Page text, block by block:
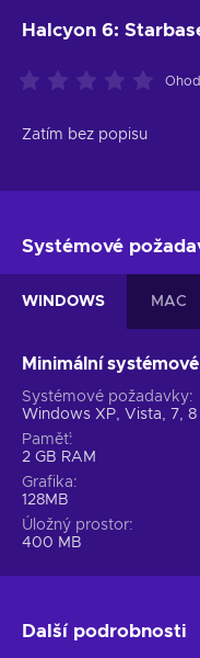
Halcyon 6:
Zatím bez popisu
Systémové
WINDOWS MAC
Minimální
Systémové požadavky
Windows XP, Vista, 7, 8
Paměť
2 GB RAM
Grafika
128MB
Úložný prostor
400 MB
Další podrobnosti